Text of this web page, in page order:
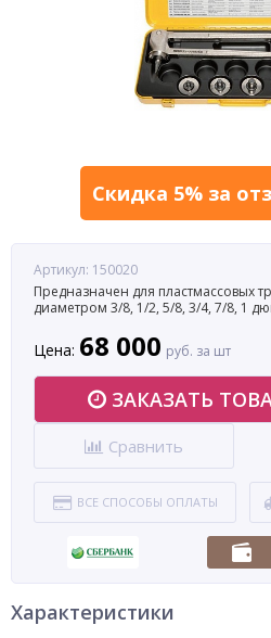
Скидка 5% за
Артикул: 150020
Предназначен для пластмассовых
диаметром 3/8, 1/2, 5/8, 3/4, 7/8, 1
Цена: 68 000 руб. за шт
ЗАКАЗАТЬ
Сравнить
ВСЕ СПОСОБЫ ОПЛАТЫ
Характеристики